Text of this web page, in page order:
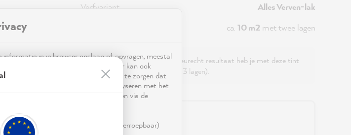
Verfvariant
Alles Verven-lak
ca. 10 m2met twee lagen
Opmerking: Voor een egaal, kleurecht resultaat heb je met deze tint
iets meer verf nodig (ongeveer 3 lagen).
49,00 €
informatie in je browser opslaan of opvragen, meestal
alleen technisch noodzakelijk, maar kan ook
apparaat en wordt gebruikt om ervoor te zorgen dat
om je gebruik van de website te analyseren met het
advertenties aan te bieden via de
worden genoemd.
je vrijwillig akkoord (op elk moment herroepbaar)